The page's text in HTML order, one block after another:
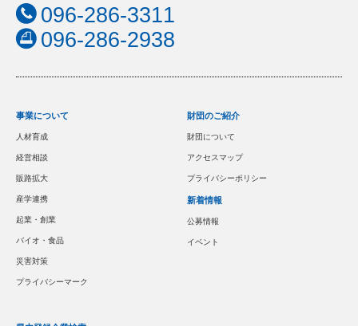
096-286-3311
096-286-2938
事業について
人材育成
経営相談
販路拡大
産学連携
起業・創業
バイオ・食品
災害対策
プライバシーマーク
財団のご紹介
財団について
アクセスマップ
プライバシーポリシー
新着情報
公募情報
イベント